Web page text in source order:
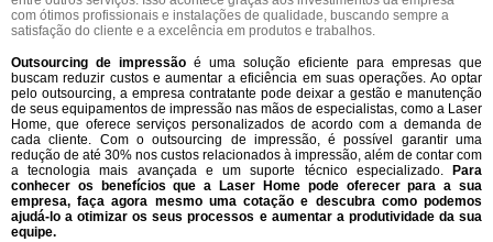
com ótimos profissionais e instalações de qualidade, buscando sempre a
satisfação do cliente e a excelência em produtos e trabalhos.
Outsourcing de impressão é uma solução eficiente para empresas que
buscam reduzir custos e aumentar a eficiência em suas operações. Ao optar
pelo outsourcing, a empresa contratante pode deixar a gestão e manutenção
de seus equipamentos de impressão nas mãos de especialistas, como a Laser
Home, que oferece serviços personalizados de acordo com a demanda de
cada cliente. Com o outsourcing de impressão, é possível garantir uma
redução de até 30% nos custos relacionados à impressão, além de contar com
a tecnologia mais avançada e um suporte técnico especializado. Para
conhecer os benefícios que a Laser Home pode oferecer para a sua
empresa, faça agora mesmo uma cotação e descubra como podemos
ajudá-lo a otimizar os seus processos e aumentar a produtividade da sua
equipe.